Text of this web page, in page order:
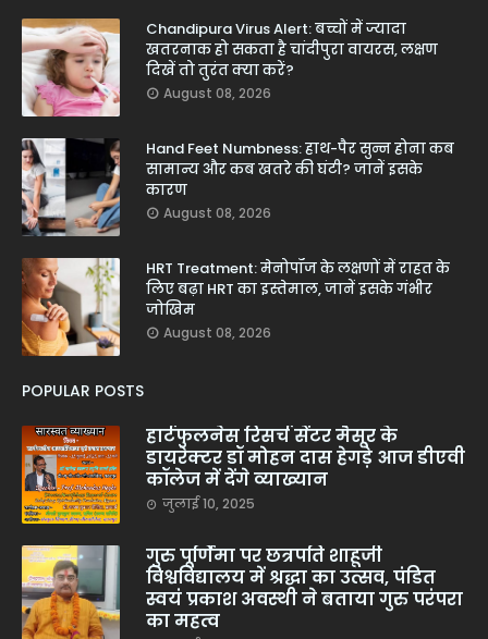
Chandipura Virus Alert: बच्चों में ज्यादा
खतरनाक हो सकता है चांदीपुरा वायरस, लक्षण
दिखें तो तुरंत क्या करें?
August 08, 2026
Hand Feet Numbness: हाथ-पैर सुन्न होना कब
सामान्य और कब खतरे की घंटी? जानें इसके
कारण
August 08, 2026
HRT Treatment: मेनोपॉज के लक्षणों में राहत के
लिए बढ़ा HRT का इस्तेमाल, जानें इसके गंभीर
जोखिम
August 08, 2026
POPULAR POSTS
हार्टफुलनेस रिसर्च सेंटर मैसूर के
डायरेक्टर डॉ मोहन दास हेगड़े आज डीएवी
कॉलेज में देंगे व्याख्यान
जुलाई 10, 2025
गुरु पूर्णिमा पर छत्रपति शाहूजी
विश्वविद्यालय में श्रद्धा का उत्सव, पंडित
स्वयं प्रकाश अवस्थी ने बताया गुरु परंपरा
का महत्व